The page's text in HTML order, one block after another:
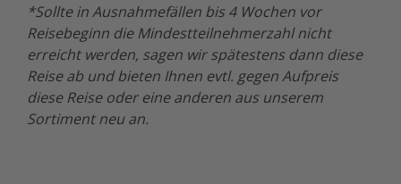
*Sollte in Ausnahmefällen bis 4 Wochen vor
Reisebeginn die Mindestteilnehmerzahl nicht
erreicht werden, sagen wir spätestens dann diese
Reise ab und bieten Ihnen evtl. gegen Aufpreis
diese Reise oder eine anderen aus unserem
Sortiment neu an.